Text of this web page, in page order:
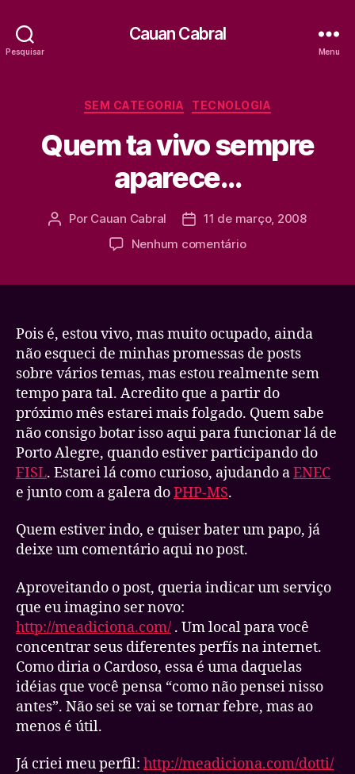
Pesquisar
Cauan Cabral
Menu
Categorias
SEM CATEGORIA TECNOLOGIA
Quem ta vivo sempre
aparece…
Autor
Por Cauan Cabral
Data11 de março, 2008
Nenhum comentárioem
aparece…
Pois é, estou vivo, mas muito ocupado, ainda
não esqueci de minhas promessas de posts
sobre vários temas, mas estou realmente sem
tempo para tal. Acredito que a partir do
próximo mês estarei mais folgado. Quem sabe
não consigo botar isso aqui para funcionar lá de
Porto Alegre, quando estiver participando do
FISL. Estarei lá como curioso, ajudando aENEC
e junto com a galera doPHP-MS.
Quem estiver indo, e quiser bater um papo, já
deixe um comentário aqui no post.
Aproveitando o post, queria indicar um serviço
que eu imagino ser novo:
http://meadiciona.com/ . Um local para você
concentrar seus diferentes perfís na internet.
Como diria o Cardoso, essa é uma daquelas
idéias que você pensa “como não pensei nisso
antes”. Não sei se vai se tornar febre, mas ao
menos é útil.
Já criei meu perfil: http://meadiciona.com/dotti/